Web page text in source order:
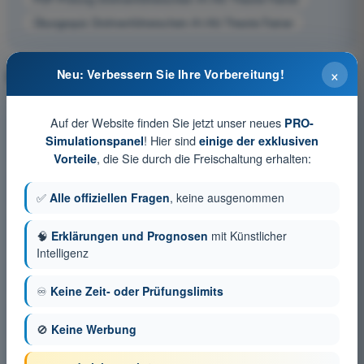
Übungsquiz Drohnenführerschein A1/A3 Theorie-Trainer
Drohnenführerschein A1/A3 Theorie-Trainer FAQ
Was ist der Drohnenführerschein A1/A3 (EU-
Kompetenznachweis)?
Wann brauche ich den A1/A3-Kompetenznachweis?
Wie ist die Theorieprüfung aufgebaut?
Welche Themen werden geprüft?
Wo lege ich die Prüfung ab und was kostet sie?
×
Neu: Verbessern Sie Ihre Vorbereitung!
Auf der Website finden Sie jetzt unser neues PRO-
Simulationspanel! Hier sind einige der exklusiven
Vorteile, die Sie durch die Freischaltung erhalten:
✅ Alle offiziellen Fragen, keine ausgenommen
🧠 Erklärungen und Prognosen mit Künstlicher
Intelligenz
♾️ Keine Zeit- oder Prüfungslimits
🚫 Keine Werbung